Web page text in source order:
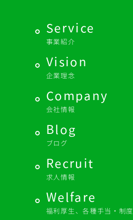
Service
事業紹介
Vision
企業理念
Company
会社情報
Blog
ブログ
Recruit
求人情報
Welfare
福利厚生、各種手当・制度